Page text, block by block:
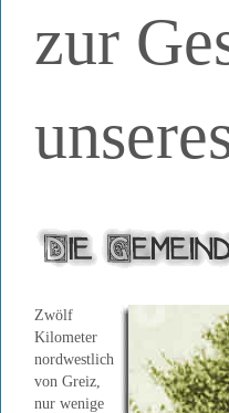
zur
Zwölf
Kilometer
nordwestlich
von Greiz,
nur wenige